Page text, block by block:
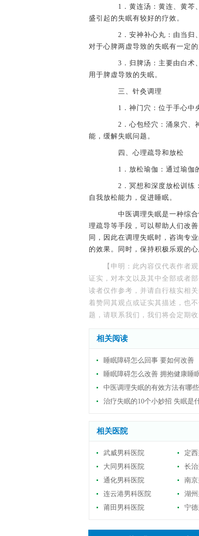
1．黄连汤：黄连、黄芩、
盛引起的失眠有较好的疗效。
2．安神补心丸：由当归、
对于心脾两虚导致的失眠有一定的
3．归脾汤：主要由白术、
用于脾虚导致的失眠。
三、针灸调理
1．神门穴：位于手心中央
2．心包经穴：涌泉穴、神
能，缓解失眠问题。
四、心理疏导和放松
1．放松瑜伽：通过瑜伽的
2．冥想和深度放松训练：
自我放松能力，促进睡眠。
中医调理失眠是一种综合
理疏导等手段，可以帮助人们改
同，因此在调理失眠时，咨询专
的效果。同时，保持积极乐观的
【申明：此内容仅代表作者
证实，对本文以及其中全部或者
读者仅作参考，并请自行核实相
着赞同其观点或证实其描述，也
题，请联系我们，我们将会定期
相关阅读
睡眠障碍怎么回事 要如何改善
睡眠障碍怎么改善 拥抱健康睡
中医调理失眠的有效方法有哪些
治疗失眠的10个小妙招 失眠是
相关医院
武威男科医院 定
大同男科医院
长
通化男科医院
南
连云港男科医院
湖
莆田男科医院
宁